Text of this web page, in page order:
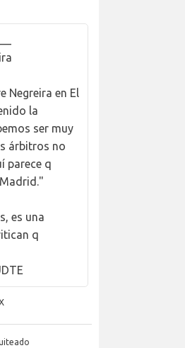
Negreira en El
la
ser muy
árbitros no
parece q
es una
q